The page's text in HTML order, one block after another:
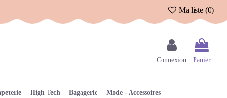
Ma liste (0)
Connexion Panier
High Tech Bagagerie Mode - Accessoires